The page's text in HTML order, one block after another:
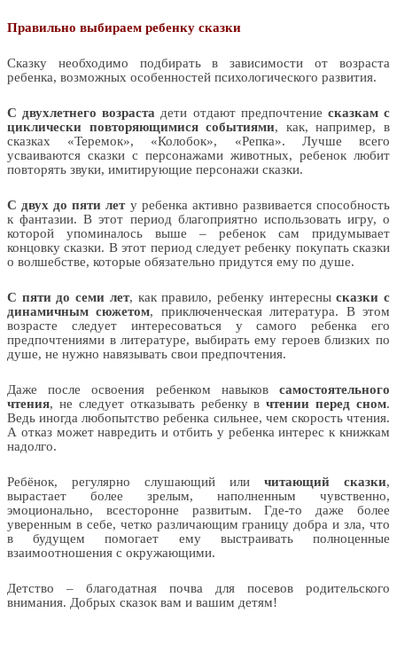
Правильно выбираем ребенку сказки
Сказку необходимо подбирать в зависимости от возраста
ребенка, возможных особенностей психологического развития.
С двухлетнего возраста дети отдают предпочтение сказкам с
циклически повторяющимися событиями, как, например, в
сказках «Теремок», «Колобок», «Репка». Лучше всего
усваиваются сказки с персонажами животных, ребенок любит
повторять звуки, имитирующие персонажи сказки.
С двух до пяти лету ребенка активно развивается способность
к фантазии. В этот период благоприятно использовать игру, о
которой упоминалось выше – ребенок сам придумывает
концовку сказки. В этот период следует ребенку покупать сказки
о волшебстве, которые обязательно придутся ему по душе.
С пяти до семи лет, как правило, ребенку интереснысказки с
динамичным сюжетом, приключенческая литература. В этом
возрасте следует интересоваться у самого ребенка его
предпочтениями в литературе, выбирать ему героев близких по
душе, не нужно навязывать свои предпочтения.
Даже после освоения ребенком навыков самостоятельного
чтения, не следует отказывать ребенку вчтении перед сном.
Ведь иногда любопытство ребенка сильнее, чем скорость чтения.
А отказ может навредить и отбить у ребенка интерес к книжкам
надолго.
Ребёнок, регулярно слушающий или читающий сказки,
вырастает более зрелым, наполненным чувственно,
эмоционально, всесторонне развитым. Где-то даже более
уверенным в себе, четко различающим границу добра и зла, что
в будущем помогает ему выстраивать полноценные
взаимоотношения с окружающими.
Детство – благодатная почва для посевов родительского
внимания. Добрых сказок вам и вашим детям!